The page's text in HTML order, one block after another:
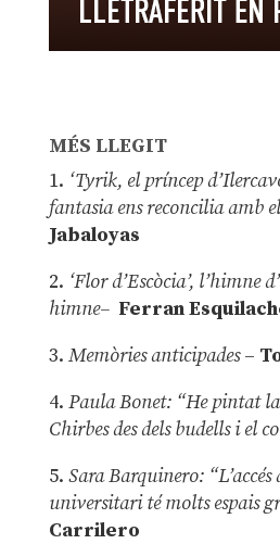
MÉS LLEGIT
1. ‘Tyrik, el príncep
fantasia ens reconcilia amb
Jabaloyas
2. ‘Flor d’Escòcia’, l’himne
himne– Ferran
3. Memòries anticipades–
4. Paula Bonet: “He pintat
Chirbes des dels budells i el
5. Sara Barquinero:
universitari té molts espais
Carrilero